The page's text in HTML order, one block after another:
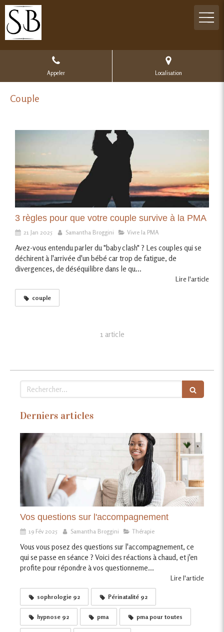
Appeler Localisation
Couple
3 règles pour que votre couple survive à la PMA
21 Jan 2025 Samantha Broggini Vivre la PMA
Avez-vous entendu parler du "baby clash" ? Les couples qui se
déchirent à l'arrivée d'un bébé car trop de fatigue, de
divergences, de déséquilibre dans le qu...
Lire l'article
couple
1 article
Rechercher
Derniers articles
Vos questions sur l'accompagnement
19 Fév 2025 Samantha Broggini Thérapie
Vous vous posez des questions sur l'accompagnement, ce
qui se passe en séance ? Voici des réactions à chaud, et j'en
profite pour répondre à vos questionneme...
Lire l'article
sophrologie 92 Périnatalité 92
hypnose 92 pma pma pour toutes